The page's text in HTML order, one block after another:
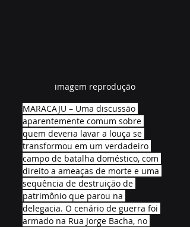
imagem reprodução
MARACAJU – Uma discussão
aparentemente comum sobre
quem deveria lavar a louça se
transformou em um verdadeiro
campo de batalha doméstico, com
direito a ameaças de morte e uma
sequência de destruição de
patrimônio que parou na
delegacia. O cenário de guerra foi
armado na Rua Jorge Bacha, no